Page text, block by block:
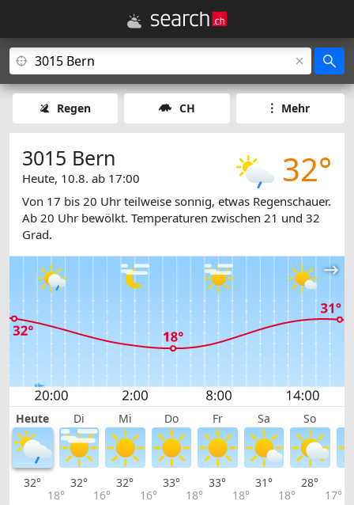
Regen CH Mehr
32°
3015 Bern
Heute, 10.8. ab 17:00
Von 17 bis 20 Uhr teilweise sonnig, etwas Regenschauer.
Ab 20 Uhr bewölkt. Temperaturen zwischen 21 und 32
Grad.
Heute Di Mi Do Fr Sa So
32°
18°
32°
16°
32°
16°
33°
18°
33°
18°
31°
18°
28°
17°